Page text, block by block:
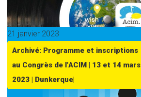
21 janvier 2023
Archivé: Programme et inscriptions
au Congrès de l’ACIM | 13 et 14 mars
2023 | Dunkerque|